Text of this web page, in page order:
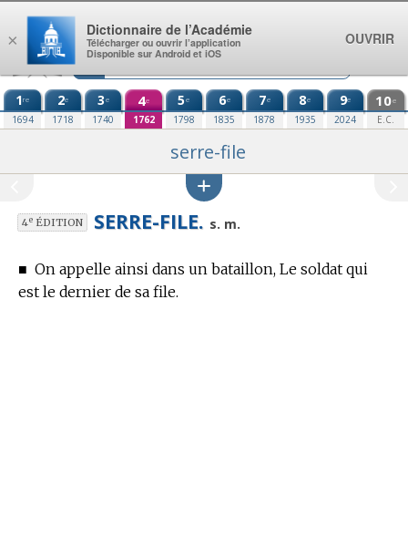
Aller au contenu
1re
1694
2e
1718
3e
1740
4e
1762
5e
1798
6e
1835
7e
1878
8e
1935
9e
2024
10e
E.C.
serre-file
4eÉDITION SERRE-FILE. s. m.
■ On appelle ainsi dans un bataillon, Le soldat qui
est le dernier de sa file.
×
Dictionnaire de l’Académie
Télécharger ou ouvrir l’application
Disponible sur Android et iOS
OUVRIR